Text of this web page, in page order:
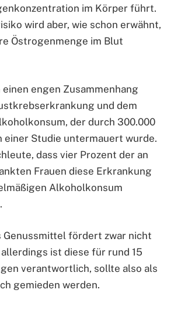
im Körper führt.
wird aber, wie schon erwähnt,
Östrogenmenge im Blut
engen Zusammenhang
und dem
der durch 300.000
einer Studie untermauert wurde.
dass vier Prozent der an
Frauen diese Erkrankung
Alkoholkonsum
Genussmittel fördert zwar nicht
ist diese für rund 15
verantwortlich, sollte also als
gemieden werden.